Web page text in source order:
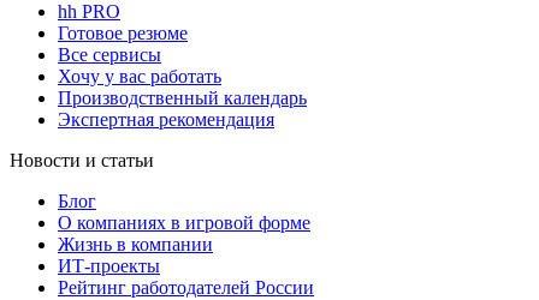
hh PRO
Готовое резюме
Все сервисы
Хочу у вас работать
Производственный календарь
Экспертная рекомендация
Новости и статьи
Блог
О компаниях в игровой форме
Жизнь в компании
ИТ-проекты
Рейтинг работодателей России